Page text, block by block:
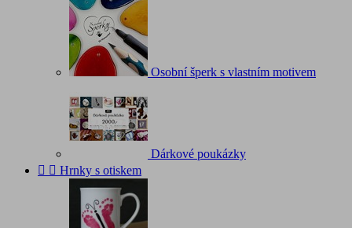
Osobní šperk s vlastním motivem
Dárkové poukázky
  Hrnky s otiskem